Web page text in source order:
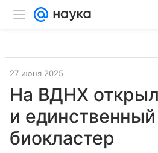
27 июня 2025
На ВДНХ
и
биокластер